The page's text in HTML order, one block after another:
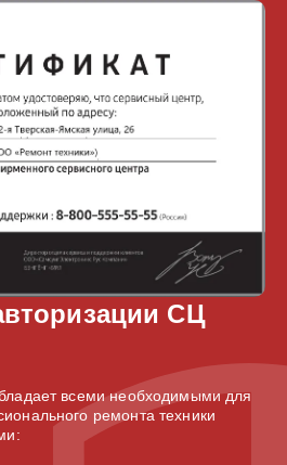
СЦ
всеми необходимыми для
ремонта техники